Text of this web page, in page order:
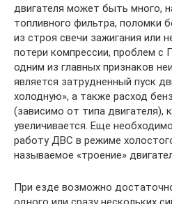
двигателя может быть много,
топливного фильтра, поломки
из строя свечи зажигания или
потери компрессии, проблем с
одним из главных признаков
является затрудненный пуск
холодную», а также расход
(зависимо от типа двигателя),
увеличивается. Еще
работу ДВС в режиме
называемое «троение»
При езде возможно